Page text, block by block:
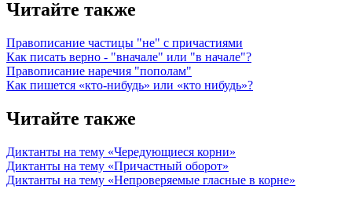
Читайте также
Правописание частицы "не" с причастиями
Как писать верно - "вначале" или "в начале"?
Правописание наречия "пополам"
Как пишется «кто-нибудь» или «кто нибудь»?
Читайте также
Диктанты на тему «Чередующиеся корни»
Диктанты на тему «Причастный оборот»
Диктанты на тему «Непроверяемые гласные в корне»